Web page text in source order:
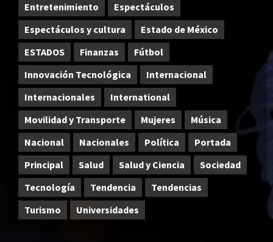
Entretenimiento
Espectáculos
Espectáculos y cultura
Estado de México
ESTADOS
Finanzas
Fútbol
Innovación Tecnológica
Internacional
Internacionales
International
Movilidad y Transporte
Mujeres
Música
Nacional
Nacionales Política
Portada
Principal
Salud Salud y Ciencia
Sociedad
Tecnología
Tendencia
Tendencias
Turismo
Universidades